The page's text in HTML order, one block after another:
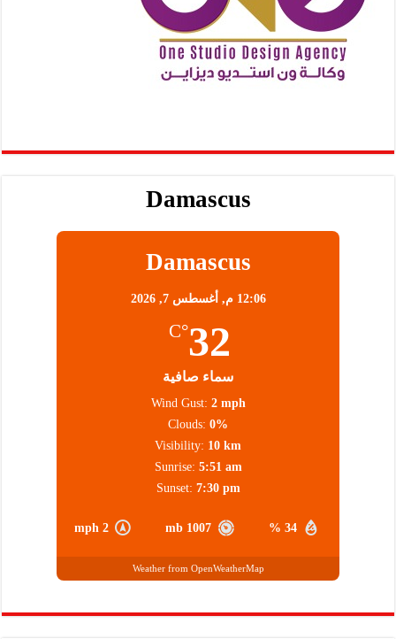
Damascus
Damascus
12:06 م, أغسطس 7, 2026
32
°C
سماء صافية
34 %
1007 mb
2 mph
Wind Gust: 2 mph
Clouds: 0%
Visibility: 10 km
Sunrise: 5:51 am
Sunset: 7:30 pm
Weather from OpenWeatherMap